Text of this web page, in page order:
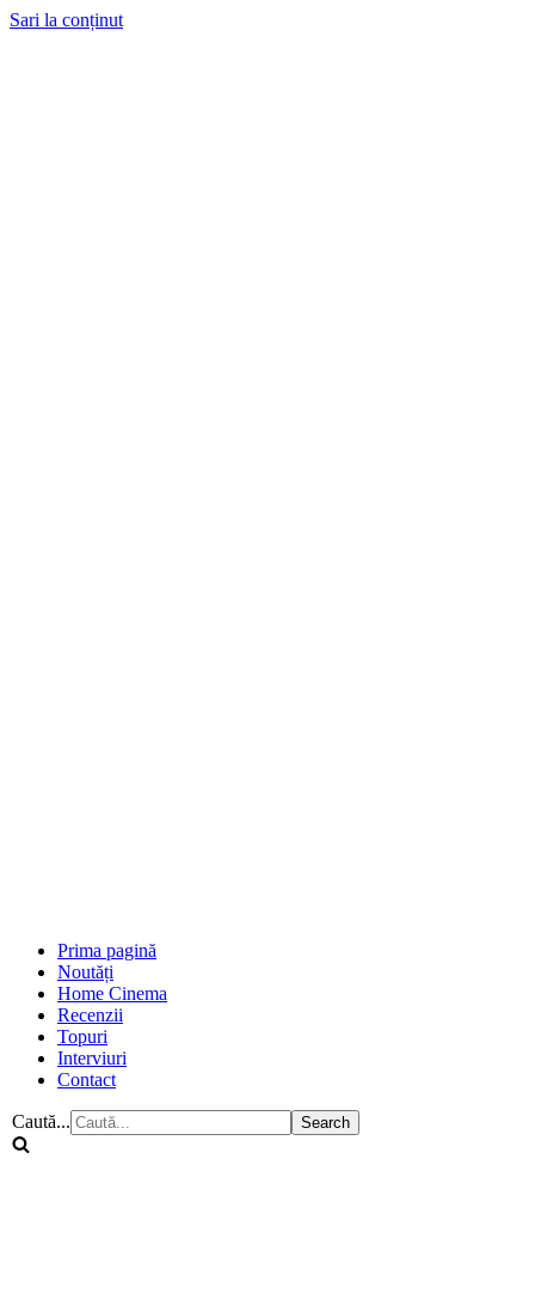
Sari la conținut
Prima pagină
Noutăți
Home Cinema
Recenzii
Topuri
Interviuri
Contact
Caută...